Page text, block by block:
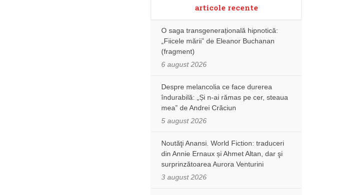
articole recente
O saga transgenerațională hipnotică:
„Fiicele mării” de Eleanor Buchanan
(fragment)
6 august 2026
Despre melancolia ce face durerea
îndurabilă: „Și n-ai rămas pe cer, steaua
mea” de Andrei Crăciun
5 august 2026
Noutăţi Anansi. World Fiction: traduceri
din Annie Ernaux și Ahmet Altan, dar şi
surprinzătoarea Aurora Venturini
3 august 2026